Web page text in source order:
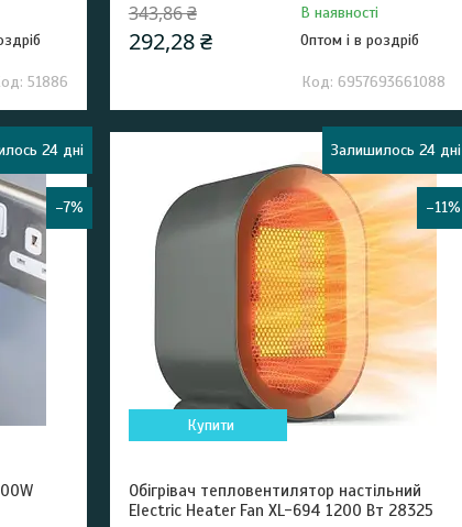
51886
343,86 ₴
292,28 ₴
В наявності
Оптом і в роздріб
6957693661088
–7%
24 дні
–11%
Залишилось 24 дні
Купити
Обігрівач тепловентилятор настільний
Electric Heater Fan XL-694 1200 Вт 28325